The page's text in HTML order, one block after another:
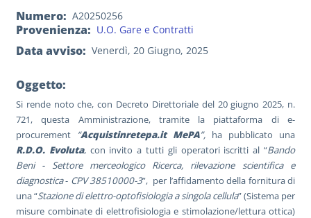
Numero A20250256
Provenienza U.O. Gare e Contratti
Data avviso Venerdì, 20 Giugno, 2025
Oggetto:
Si rende noto che, con Decreto Direttoriale del 20 giugno 2025, n.
721, questa Amministrazione, tramite la piattaforma di e-
procurement
“Acquistinretepa.it MePA”, ha pubblicato una
R.D.O. Evoluta, con invito a tutti gli operatori iscritti al “Bando
Beni - Settore merceologico Ricerca, rilevazione scientifica e
diagnostica- CPV 38510000-3”, per l’affidamento della fornitura di
una “Stazione di elettro-optofisiologia a singola cellula” (Sistema per
misure combinate di elettrofisiologia e stimolazione/lettura ottica)